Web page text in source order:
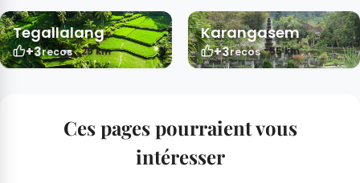
Tegallalang
+3recos 25 km
Karangasem
+3recos 55 km
Ces pages pourraient vous
intéresser